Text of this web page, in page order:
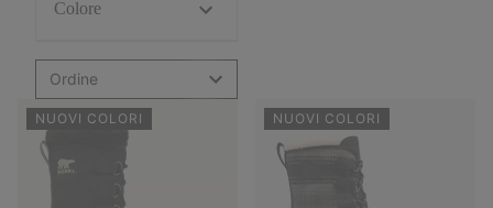
Colore
Ordine
NUOVI COLORI NUOVI COLORI